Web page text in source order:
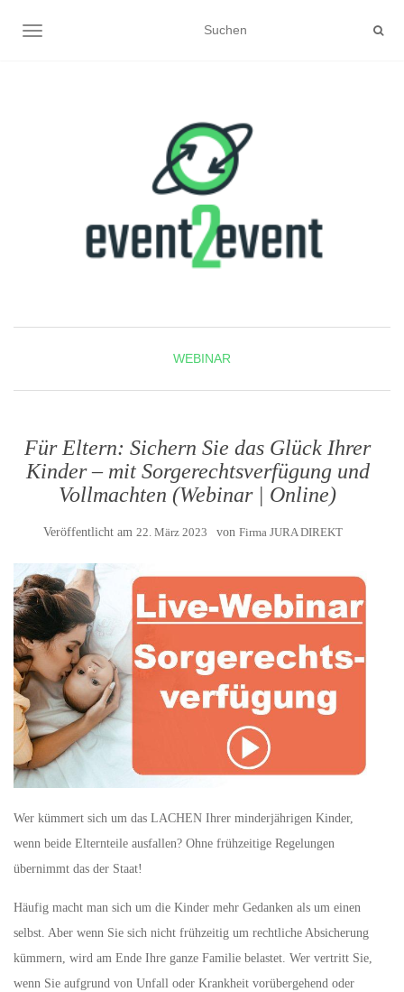
NAVIGATION UMSCHALTEN
WEBINAR
Für Eltern: Sichern Sie das Glück Ihrer
Kinder – mit Sorgerechtsverfügung und
Vollmachten (Webinar | Online)
Veröffentlicht am 22. März 2023 von Firma JURA DIREKT
Wer kümmert sich um das LACHEN Ihrer minderjährigen Kinder,
wenn beide Elternteile ausfallen? Ohne frühzeitige Regelungen
übernimmt das der Staat!
Häufig macht man sich um die Kinder mehr Gedanken als um einen
selbst. Aber wenn Sie sich nicht frühzeitig um rechtliche Absicherung
kümmern, wird am Ende Ihre ganze Familie belastet. Wer vertritt Sie,
wenn Sie aufgrund von Unfall oder Krankheit vorübergehend oder